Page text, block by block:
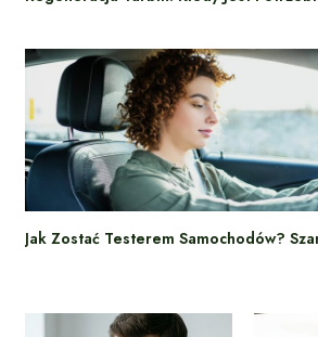
Jak Zostać Testerem Samochodów?